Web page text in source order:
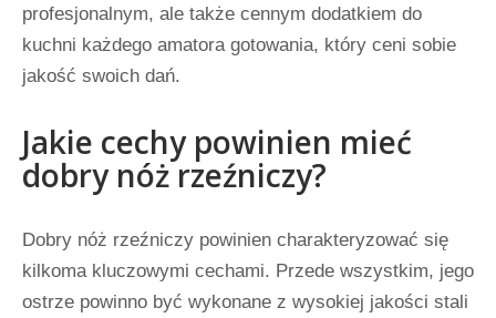
profesjonalnym, ale także cennym dodatkiem do
kuchni każdego amatora gotowania, który ceni sobie
jakość swoich dań.
Jakie cechy powinien mieć
dobry nóż rzeźniczy?
Dobry nóż rzeźniczy powinien charakteryzować się
kilkoma kluczowymi cechami. Przede wszystkim, jego
ostrze powinno być wykonane z wysokiej jakości stali